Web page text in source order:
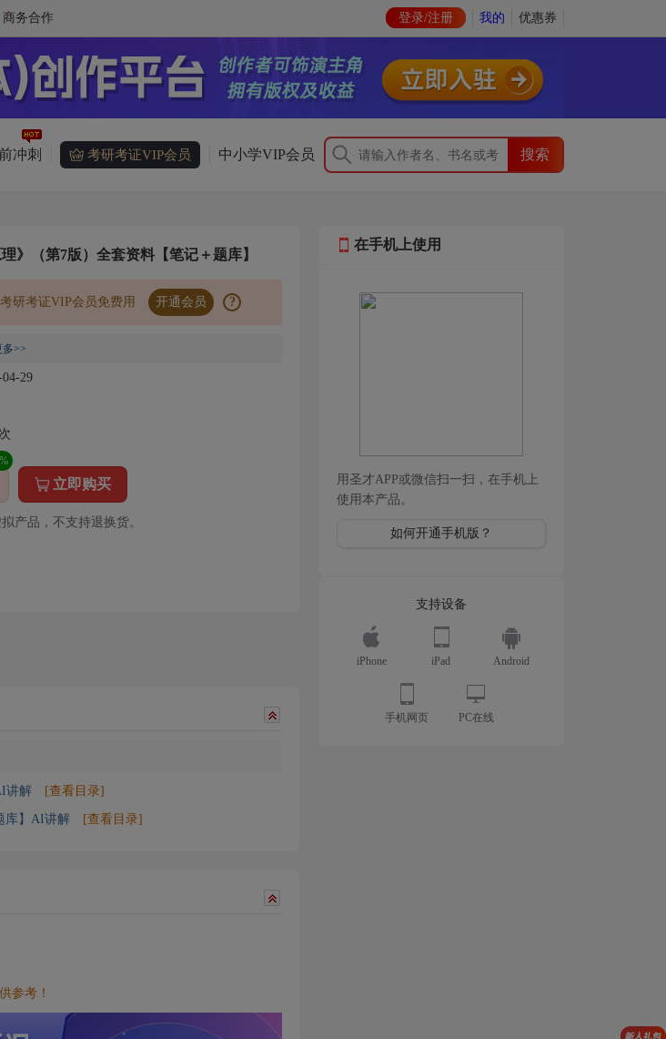
商务合作 登录/注册 我的 优惠券
冲刺 考研考证VIP会员 中小学VIP会员
》（第7版）全套资料【笔记＋题库】
考研考证VIP会员免费用 开通会员 ?
多>>
29
次
立即购买
产品，不支持退换货。
讲解 [查看目录]
库】AI讲解 [查看目录]
参考！
在手机上使用
用圣才APP或微信扫一扫，在手机上
使用本产品。
如何开通手机版？
支持设备
iPhone iPad Android
手机网页 PC在线